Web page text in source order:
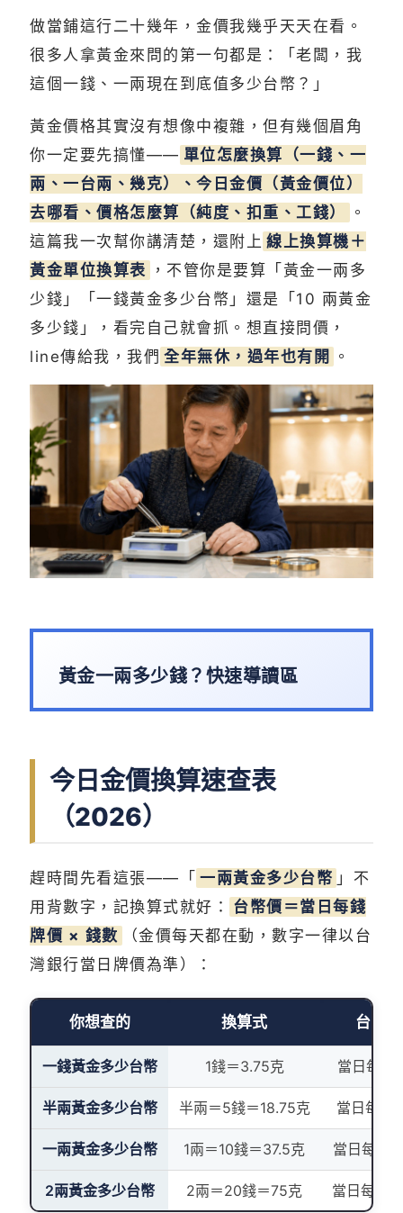
做當鋪這行二十幾年，金價我幾乎天天在看。
很多人拿黃金來問的第一句都是：「老闆，我
這個一錢、一兩現在到底值多少台幣？」
黃金價格其實沒有想像中複雜，但有幾個眉角
你一定要先搞懂—— 單位怎麼換算（一錢、一
兩、一台兩、幾克）、今日金價（黃金價位）
去哪看、價格怎麼算（純度、扣重、工錢）
。
這篇我一次幫你講清楚，還附上 線上換算機＋
黃金單位換算表 ，不管你是要算「黃金一兩多
少錢」「一錢黃金多少台幣」還是「10 兩黃金
多少錢」，看完自己就會抓。想直接問價，
line傳給我，我們 全年無休，過年也有開 。
黃金一兩多少錢？快速導讀區
今日金價換算速查表
（2026）
趕時間先看這張——「 一兩黃金多少台幣 」不
用背數字，記換算式就好：
台幣價＝當日每錢
牌價 × 錢數
（金價每天都在動，數字一律以台
灣銀行當日牌價為準）：
你想查的 換算式 台幣
一錢黃金多少台幣 1錢＝3.75克 當日每錢
半兩黃金多少台幣 半兩＝5錢＝18.75克 當日每錢
一兩黃金多少台幣 1兩＝10錢＝37.5克 當日每錢
2兩黃金多少台幣 2兩＝20錢＝75克 當日每錢